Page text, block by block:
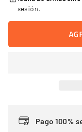
sesión.
Pago 100%